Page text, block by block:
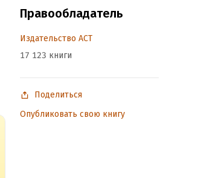
Правообладатель
Издательство АСТ
17 123 книги
Поделиться
Опубликовать свою книгу